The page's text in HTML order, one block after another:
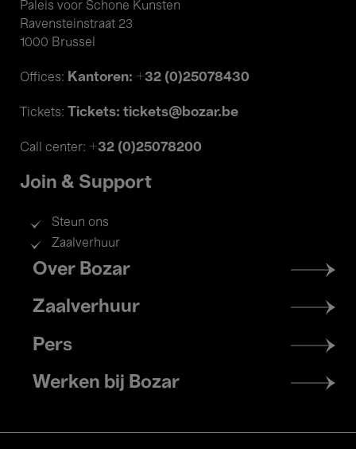
Paleis voor Schone Kunsten
Ravensteinstraat 23
1000 Brussel
Offices: Kantoren: +32 (0)25078430
Tickets: Tickets: tickets@bozar.be
Call center: +32 (0)25078200
Join & Support
Steun ons
Zaalverhuur
Footer
menu
Over Bozar
Zaalverhuur
Pers
Werken bij Bozar